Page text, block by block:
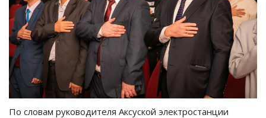
По словам руководителя Аксуской электростанции